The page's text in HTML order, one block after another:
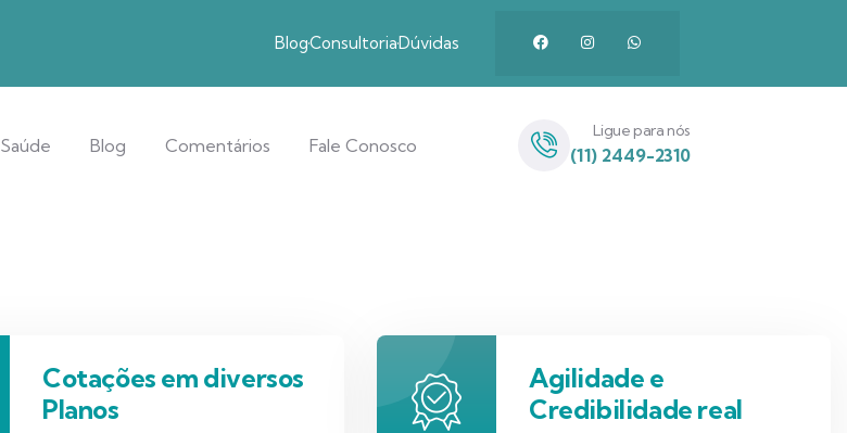
BlogConsultoriaDúvidas
Saúde Blog Comentários Fale Conosco
Ligue para nós
(11) 2449-2310
Cotações em diversos
Planos
Agilidade e
Credibilidade real